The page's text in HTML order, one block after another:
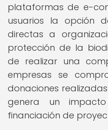
plataformas de e-
usuarios la opción
directas a
protección de la
de realizar una
empresas se
donaciones
genera un
financiación de